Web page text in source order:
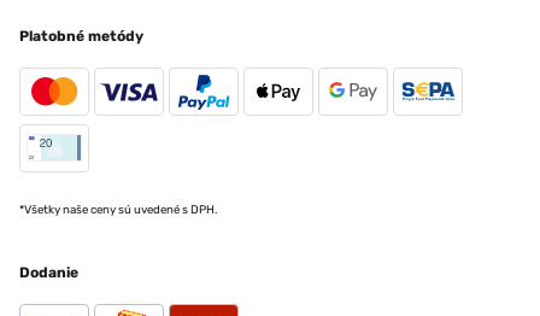
Platobné metódy
*Všetky naše ceny sú uvedené s DPH.
Dodanie